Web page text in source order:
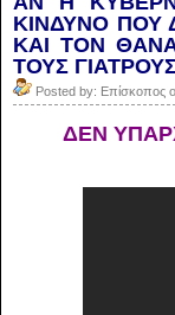
ΚΙΝΔΥΝΟ ΠΟΥ
ΚΑΙ ΤΟΝ
ΤΟΥΣ
Posted by: Επίσκοπος
ΔΕΝ